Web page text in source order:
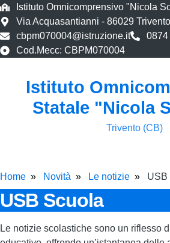
Istituto Omnicomprensivo "Nicola
Via Acquasantianni - 86029
cbpm070004@istruzione.it
0874
Cod.Mecc: CBPM070004
Istituto
Statale "Nicola
Trivento (CB)
Home Novità Le notizie USB
USB Scuola
Le notizie scolastiche sono un riflesso